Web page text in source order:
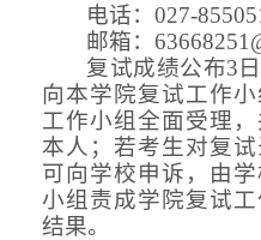
电话：027-
邮箱：
复试成绩公布3
向本学院复试工作
工作小组全面受理
本人；若考生对复试
可向学校申诉，由
小组责成学院复试
结果。